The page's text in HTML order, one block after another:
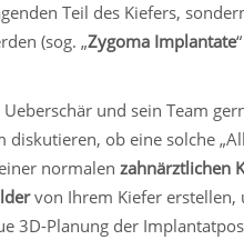
Teil des Kiefers,
(sog. „Zygoma Implantate
und sein Team
diskutieren, ob eine solche
normalen zahnärztlichen
von Ihrem Kiefer erstellen,
3D-Planung der